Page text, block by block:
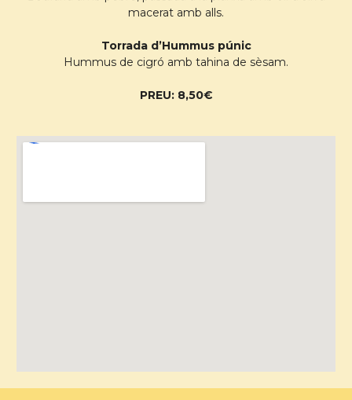
macerat amb alls.
Torrada d’Hummus púnic
Hummus de cigró amb tahina de sèsam.
PREU: 8,50€